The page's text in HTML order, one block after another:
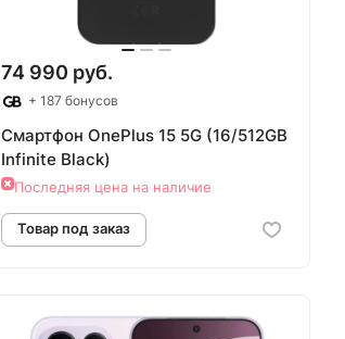
74 990 руб.
+ 187 бонусов
Смартфон OnePlus 15 5G (16/512GB
Infinite Black)
Последняя цена на наличие